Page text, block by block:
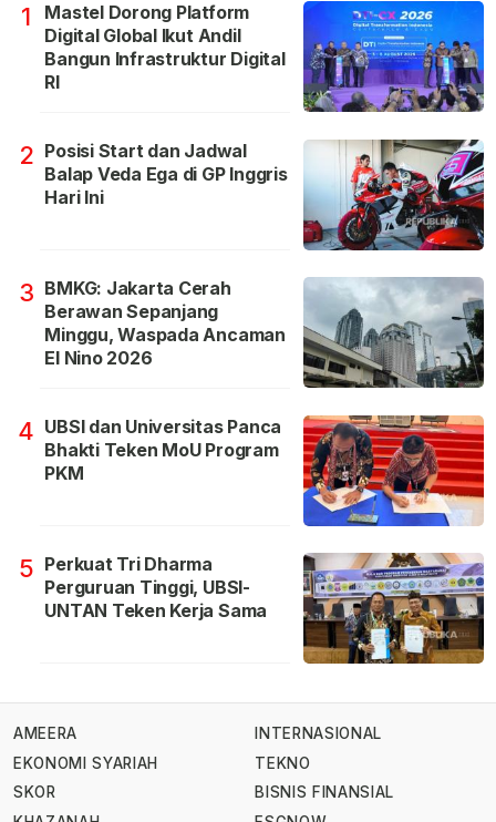
1
Mastel Dorong Platform
Digital Global Ikut Andil
Bangun Infrastruktur Digital
RI
2 Posisi Start dan Jadwal
Balap Veda Ega di GP Inggris
Hari Ini
3 BMKG: Jakarta Cerah
Berawan Sepanjang
Minggu, Waspada Ancaman
El Nino 2026
4 UBSI dan Universitas Panca
Bhakti Teken MoU Program
PKM
5 Perkuat Tri Dharma
Perguruan Tinggi, UBSI-
UNTAN Teken Kerja Sama
AMEERA
EKONOMI SYARIAH
SKOR
INTERNASIONAL
TEKNO
BISNIS FINANSIAL